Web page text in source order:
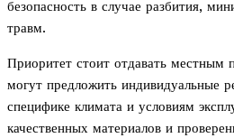
безопасность в случае разбития,
травм.
Приоритет стоит отдавать местным
могут предложить индивидуальные
специфике климата и условиям
качественных материалов и